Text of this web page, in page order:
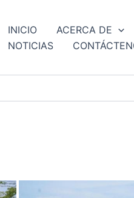
INICIO ACERCA DE
NOTICIAS